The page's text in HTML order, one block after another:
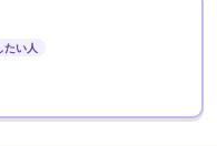
たい人